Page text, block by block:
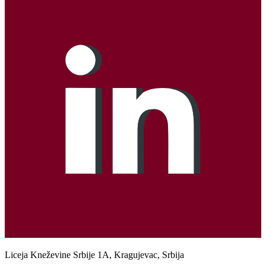
Liceja Kneževine Srbije 1A, Kragujevac, Srbija